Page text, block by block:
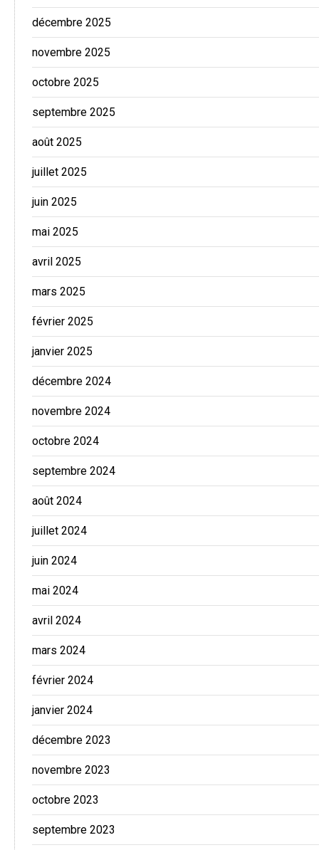
décembre 2025
novembre 2025
octobre 2025
septembre 2025
août 2025
juillet 2025
juin 2025
mai 2025
avril 2025
mars 2025
février 2025
janvier 2025
décembre 2024
novembre 2024
octobre 2024
septembre 2024
août 2024
juillet 2024
juin 2024
mai 2024
avril 2024
mars 2024
février 2024
janvier 2024
décembre 2023
novembre 2023
octobre 2023
septembre 2023